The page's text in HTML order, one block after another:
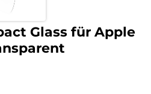
Glass für Apple